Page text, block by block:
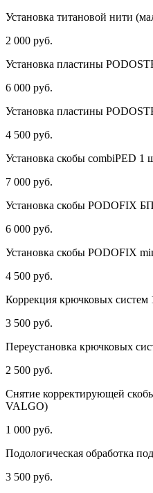
Установка титановой нити
2 000 руб.
Установка пластины
6 000 руб.
Установка пластины
4 500 руб.
Установка скобы combiPED 1
7 000 руб.
Установка скобы PODOFIX
6 000 руб.
Установка скобы PODOFIX
4 500 руб.
Коррекция крючковых систем
3 500 руб.
Переустановка крючковых
2 500 руб.
Снятие корректирующей
VALGO)
1 000 руб.
Подологическая обработка
3 500 руб.